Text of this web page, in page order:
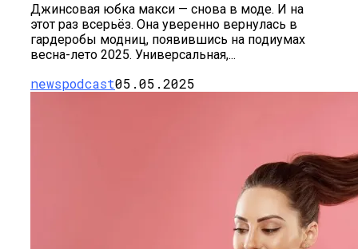
Джинсовая юбка макси — снова в моде. И на
этот раз всерьёз. Она уверенно вернулась в
гардеробы модниц, появившись на подиумах
весна-лето 2025. Универсальная,...
newspodcast05.05.2025